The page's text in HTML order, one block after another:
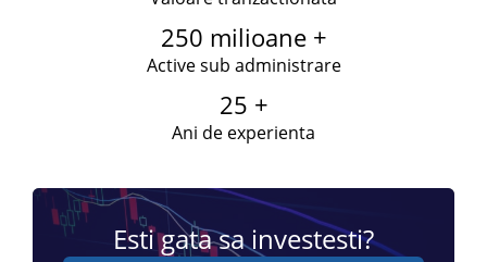
250 milioane +
Active sub administrare
25 +
Ani de experienta
Esti gata sa investesti?